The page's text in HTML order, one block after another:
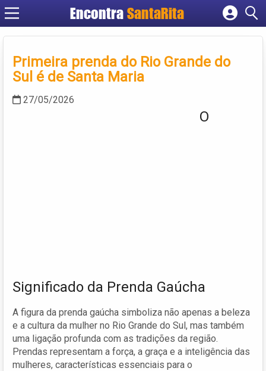
EncontraSantaRita
Cadastrar empresa
Criar conta
Primeira prenda do Rio Grande do
Sul é de Santa Maria
27/05/2026
O
Significado da Prenda Gaúcha
A figura da prenda gaúcha simboliza não apenas a beleza
e a cultura da mulher no Rio Grande do Sul, mas também
uma ligação profunda com as tradições da região.
Prendas representam a força, a graça e a inteligência das
mulheres, características essenciais para o